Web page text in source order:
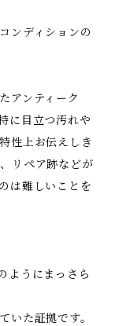
ンディションの
アンティーク
に目立つ汚れや
性上お伝えしき
リペア跡などが
は難しいことを
ようにまっさら
いた証拠です。